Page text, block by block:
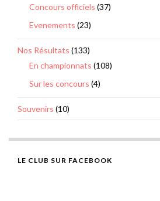
Concours officiels (37)
Evenements (23)
Nos Résultats (133)
En championnats (108)
Sur les concours (4)
Souvenirs (10)
LE CLUB SUR FACEBOOK